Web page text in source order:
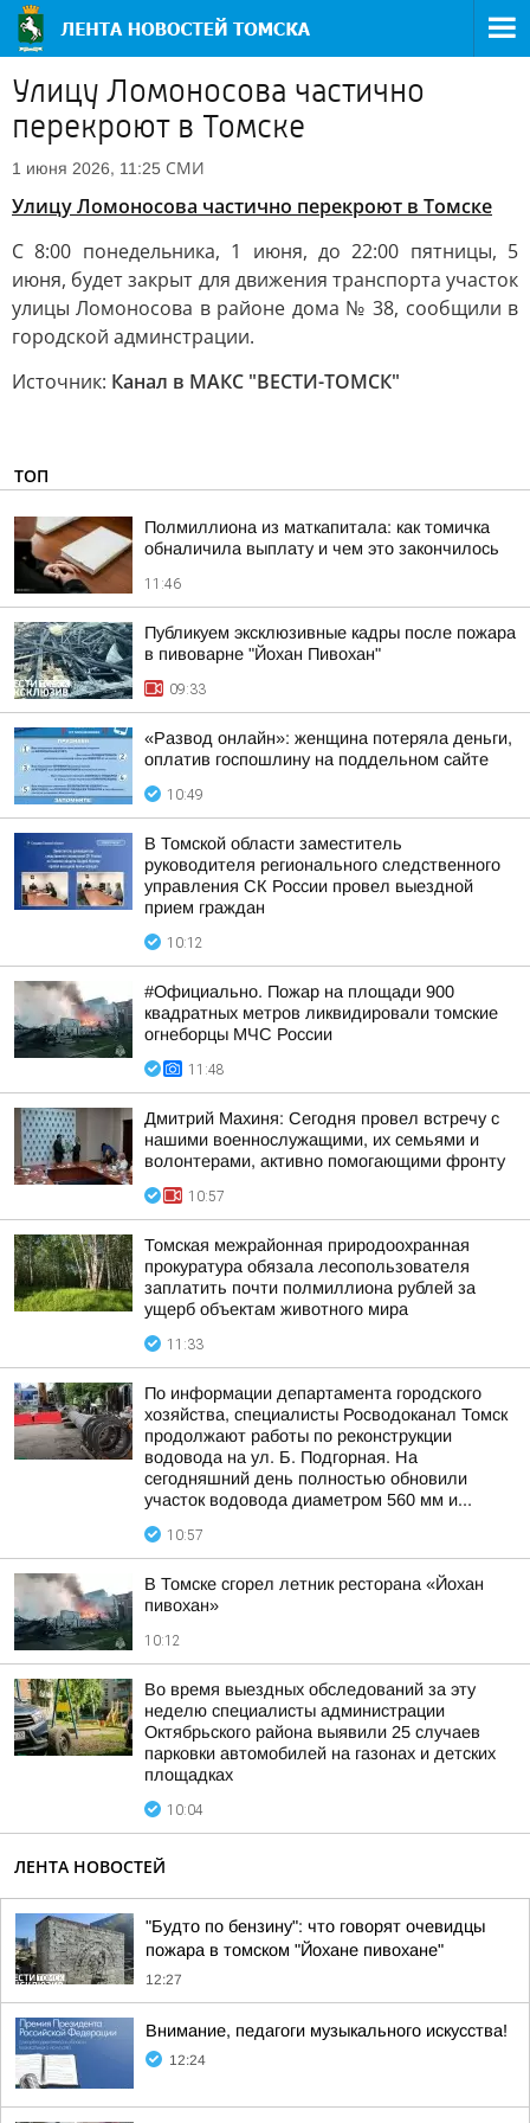
Улицу Ломоносова частично
перекроют в Томске
1 июня 2026, 11:25 СМИ
Улицу Ломоносова частично перекроют в Томске
С 8:00 понедельника, 1 июня, до 22:00 пятницы, 5
июня, будет закрыт для движения транспорта участок
улицы Ломоносова в районе дома № 38, сообщили в
городской админстрации.
Источник: Канал в МАКС "ВЕСТИ-ТОМСК"
ТОП
Полмиллиона из маткапитала: как томичка
обналичила выплату и чем это закончилось
11:46
Публикуем эксклюзивные кадры после пожара
в пивоварне "Йохан Пивохан"
09:33
«Развод онлайн»: женщина потеряла деньги,
оплатив госпошлину на поддельном сайте
10:49
В Томской области заместитель
руководителя регионального следственного
управления СК России провел выездной
прием граждан
10:12
#Официально. Пожар на площади 900
квадратных метров ликвидировали томские
огнеборцы МЧС России
11:48
Дмитрий Махиня: Сегодня провел встречу с
нашими военнослужащими, их семьями и
волонтерами, активно помогающими фронту
10:57
Томская межрайонная природоохранная
прокуратура обязала лесопользователя
заплатить почти полмиллиона рублей за
ущерб объектам животного мира
11:33
По информации департамента городского
хозяйства, специалисты Росводоканал Томск
продолжают работы по реконструкции
водовода на ул. Б. Подгорная. На
сегодняшний день полностью обновили
участок водовода диаметром 560 мм и...
10:57
В Томске сгорел летник ресторана «Йохан
пивохан»
10:12
Во время выездных обследований за эту
неделю специалисты администрации
Октябрьского района выявили 25 случаев
парковки автомобилей на газонах и детских
площадках
10:04
ЛЕНТА НОВОСТЕЙ
"Будто по бензину": что говорят очевидцы
пожара в томском "Йохане пивохане"
12:27
Внимание, педагоги музыкального искусства!
12:24